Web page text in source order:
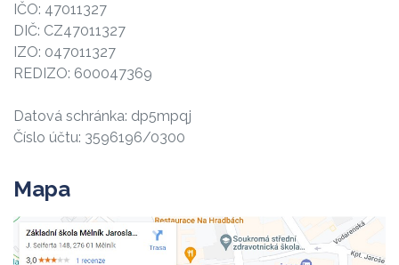
IČO: 47011327
DIČ: CZ47011327
IZO: 047011327
REDIZO: 600047369
Datová schránka: dp5mpqj
Číslo účtu: 3596196/0300
Mapa